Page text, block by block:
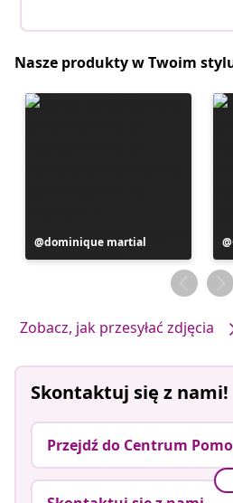
Nasze produkty w Twoim
Post
opublikowany
dominique martial
Zobacz, jak przesyłać zdjęcia
Skontaktuj się z nami!
Przejdź do Centrum